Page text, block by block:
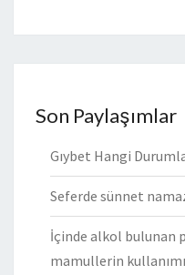
Son Paylaşımlar
Gıybet Hangi
Seferde sünnet
İçinde alkol bulunan
mamullerin